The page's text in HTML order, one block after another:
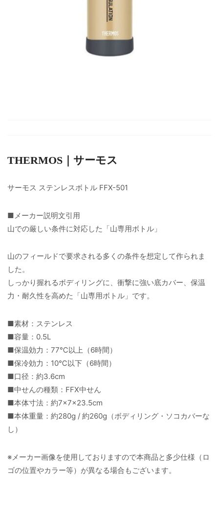
THERMOS｜サーモス
サーモス ステンレスボトル FFX-501
■メーカー説明文引用
山での厳しい条件に対応した「山専用ボトル」
山のフィールドで要求される多くの条件を想定して作られま
した。
しっかり握れるボディリングに、衝撃に強い底カバー、保温
力・耐久性を高めた「山専用ボトル」です。
■素材：ステンレス
■容量：0.5L
■保温効力：77℃以上（6時間）
■保冷効力：10℃以下（6時間）
■口径：約3.6cm
■中せんの種類：FFX中せん
■本体寸法：約7×7×23.5cm
■本体重量：約280g / 約260g（ボディリング・ソコカバーな
し）
※メーカー画像を使用しておりますので本商品と多少仕様（ロ
ゴの位置やカラー等）が異なる場合もございます。